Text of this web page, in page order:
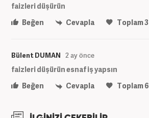
faizleri düşürün
Beğen
Cevapla Toplam3
Bülent DUMAN 2 ay önce
faizleri düşürün esnaf iş yapsın
Beğen
Cevapla Toplam6